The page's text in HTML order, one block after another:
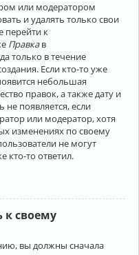
или модератором
и удалять только свои
перейти к
Правкав
только в течение
Если кто-то уже
небольшая
правок, а также дату и
не появляется, если
или модератор, хотя
изменениях по своему
не могут
кто-то ответил.
к своему
вы должны сначала